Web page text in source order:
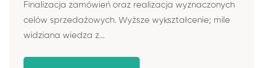
Finalizacja zamówień oraz realizacja wyznaczonych
celów sprzedażowych. Wyższe wykształcenie; mile
widziana wiedza z...